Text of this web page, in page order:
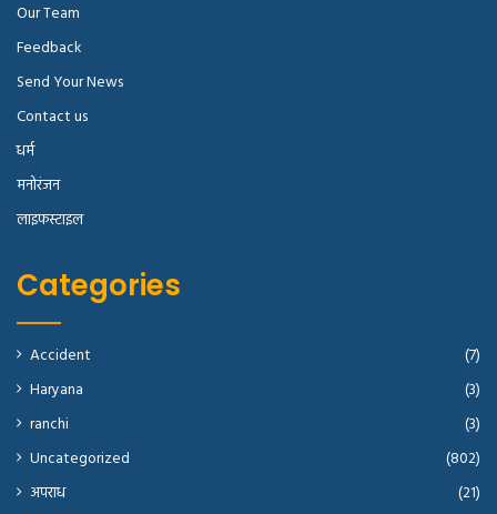
Our Team
Feedback
Send Your News
Contact us
धर्म
मनोरंजन
लाइफस्टाइल
Categories
Accident
(7)
Haryana
(3)
ranchi
(3)
Uncategorized
(802)
अपराध
(21)